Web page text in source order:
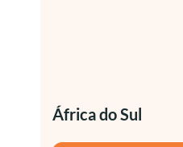
África do Sul